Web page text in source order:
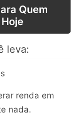
Quem
leva:
renda em
nada.